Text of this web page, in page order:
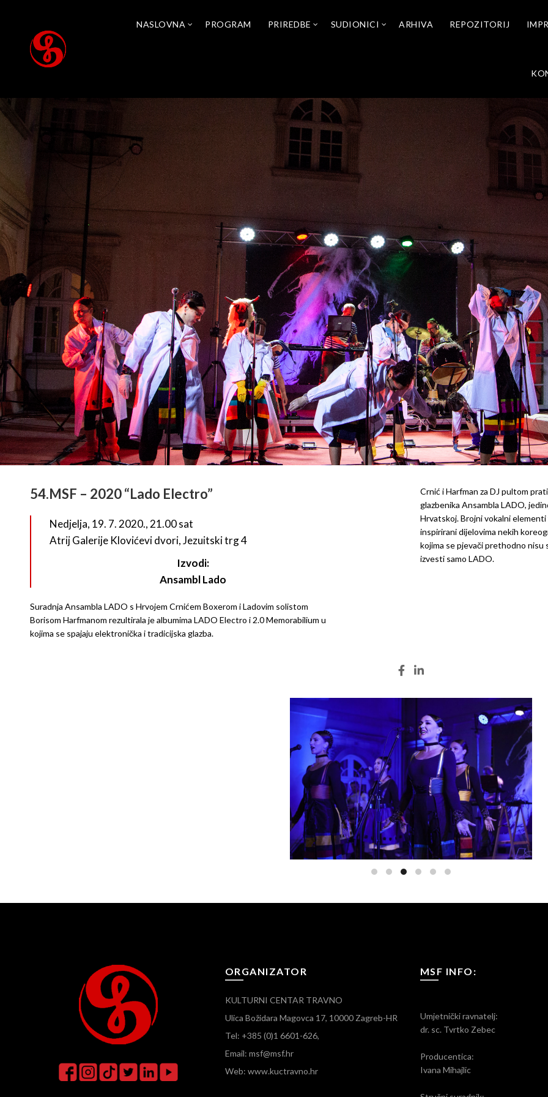
NASLOVNA PROGRAM PRIREDBE SUDIONICI ARHIVA REPOZITORIJ
54.MSF – 2020 “Lado Electro”
Nedjelja, 19. 7. 2020., 21.00 sat
Atrij Galerije Klovićevi dvori, Jezuitski trg 4
Izvodi:
Ansambl Lado
Suradnja Ansambla LADO s Hrvojem Crnićem Boxerom i Ladovim solistom
Borisom Harfmanom rezultirala je albumima LADO Electro i 2.0 Memorabilium u
kojima se spajaju elektronička i tradicijska glazba.
Crnić i Harfman za DJ pultom
glazbenika Ansambla LADO,
Hrvatskoj. Brojni vokalni
inspirirani dijelovima nekih
kojima se pjevači prethodno nisu
izvesti samo LADO.
ORGANIZATOR
KULTURNI CENTAR TRAVNO
Ulica Božidara Magovca 17, 10000 Zagreb-HR
Tel: +385 (0)1 6601-626,
Email: msf@msf.hr
Web: www.kuctravno.hr
MSF INFO:
Umjetnički ravnatelj:
dr. sc. Tvrtko Zebec
Producentica:
Ivana Mihajlic